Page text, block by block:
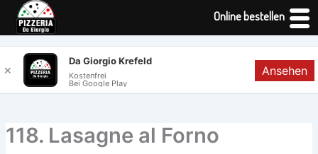
Inhalt
springen
118. Lasagne al Forno
Online bestellen
✕
Da Giorgio Krefeld
Kostenfrei
Bei Google Play
Ansehen